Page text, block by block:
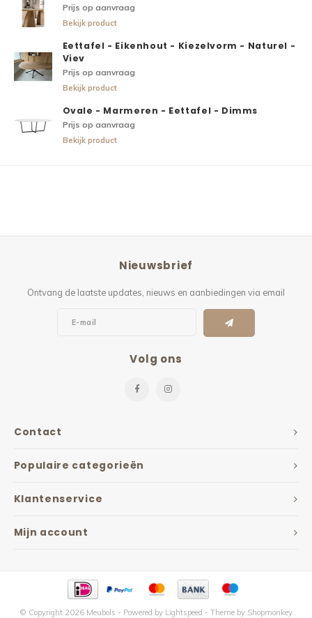
Prijs op aanvraag
Bekijk product
Eettafel - Eikenhout - Kiezelvorm - Naturel -
Viev
Prijs op aanvraag
Bekijk product
Ovale - Marmeren - Eettafel - Dimms
Prijs op aanvraag
Bekijk product
Contact
Nieuwsbrief
Ontvang de laatste updates, nieuws en aanbiedingen via email
Volg ons
Populaire categorieën
Klantenservice
Mijn account
© Copyright 2026 Meubols - Powered by Lightspeed - Theme by Shopmonkey